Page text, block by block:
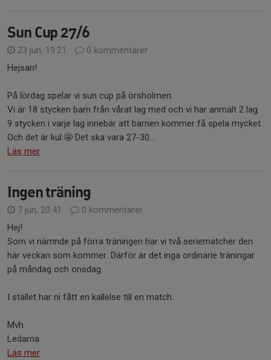
Sun Cup 27/6
23 jun, 19:21
0 kommentarer
Hejsan!
På lördag spelar vi sun cup på örsholmen.
Vi är 18 stycken barn från vårat lag med och vi har anmält 2 lag.
9 stycken i varje lag innebär att barnen kommer få spela mycket.
Och det är kul.🤩 Det ska vara 27-30...
Läs mer
Ingen träning
7 jun, 20:41
0 kommentarer
Hej!
Som vi nämnde på förra träningen har vi två seriematcher den
här veckan som kommer. Därför är det inga ordinarie träningar
på måndag och onsdag.
I stället har ni fått en kallelse till en match.
Mvh
Ledarna
Läs mer